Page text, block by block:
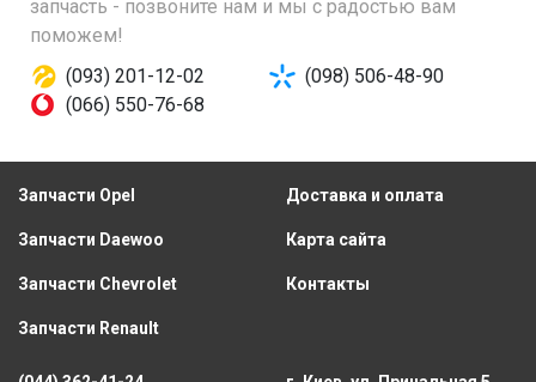
запчасть - позвоните нам и мы с радостью вам
поможем!
(093) 201-12-02
(098) 506-48-90
(066) 550-76-68
Запчасти Opel
Запчасти Daewoo
Запчасти Chevrolet
Запчасти Renault
Доставка и оплата
Карта сайта
Контакты